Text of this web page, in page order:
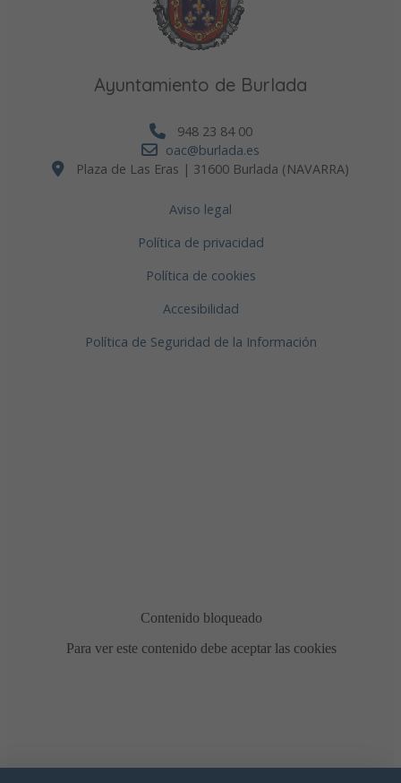
Ayuntamiento de Burlada
948 23 84 00
oac@burlada.es
Plaza de Las Eras | 31600 Burlada (NAVARRA)
Aviso legal
Política de privacidad
Política de cookies
Accesibilidad
Política de Seguridad de la Información